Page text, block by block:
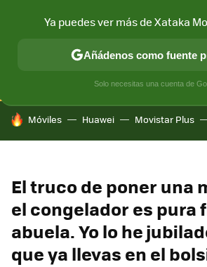
CONECTIVIDAD MÓVIL Y SOCIEDAD
HOY SE HABLA DE
Móviles Huawei Movistar Plus
El truco de poner una
el congelador es pura
abuela. Yo lo he
que ya llevas en el
Ya puedes ver más de Xataka
Añádenos como fuente
Solo necesitas una cuenta de